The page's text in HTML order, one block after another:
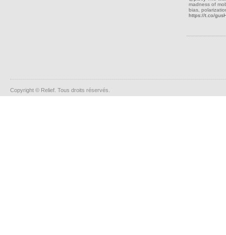
madness of
bias,
https://t.co/
Copyright © Relief. Tous droits réservés.